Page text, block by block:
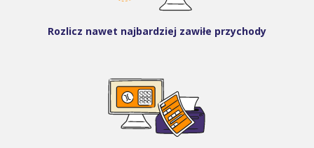
Rozlicz nawet najbardziej zawiłe przychody